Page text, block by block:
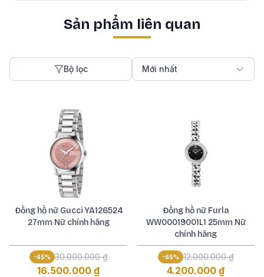
Sản phẩm liên quan
Bộ lọc Mới nhất
Đồng hồ nữ Gucci YA126524
27mm Nữ chính hãng
-45% 30.000.000 ₫
16.500.000 ₫
Đồng hồ nữ Furla
WW00019001L1 25mm Nữ
chính hãng
-65% 12.000.000 ₫
4.200.000 ₫